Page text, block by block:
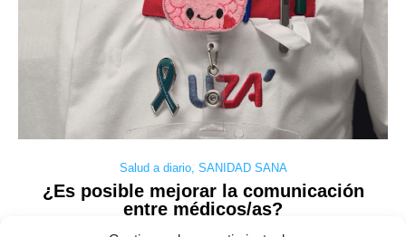
Salud a diario, SANIDAD SANA
¿Es posible mejorar la comunicación
entre médicos/as?